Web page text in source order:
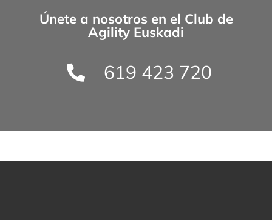
Únete a nosotros en el Club de
Agility Euskadi
619 423 720